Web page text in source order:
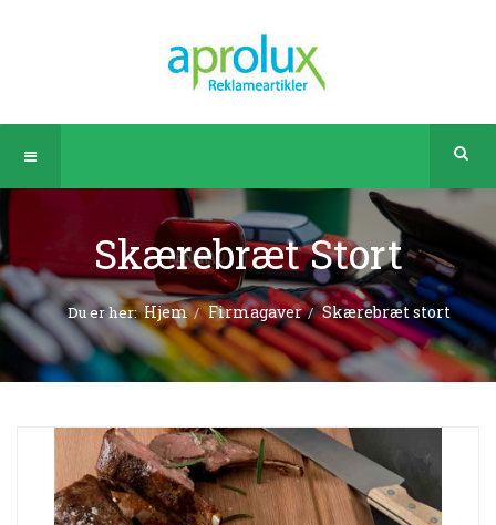
Skærebræt Stort
Du er her:Hjem Firmagaver Skærebræt stort